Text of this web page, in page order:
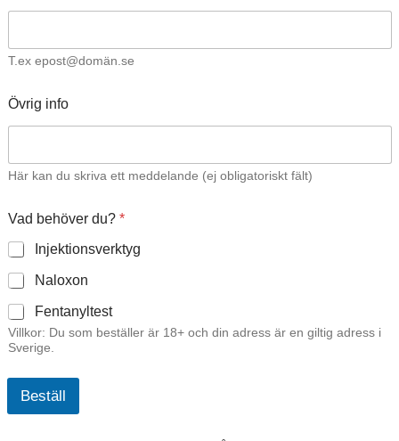
T.ex epost@domän.se
Övrig info
Här kan du skriva ett meddelande (ej obligatoriskt fält)
Vad behöver du? *
Injektionsverktyg
Naloxon
Fentanyltest
Villkor: Du som beställer är 18+ och din adress är en giltig adress i
Sverige.
Beställ